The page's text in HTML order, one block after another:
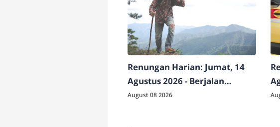
Renungan Harian: Jumat, 14
Agustus 2026 - Berjalan
bersama Tuhan
August 08 2026